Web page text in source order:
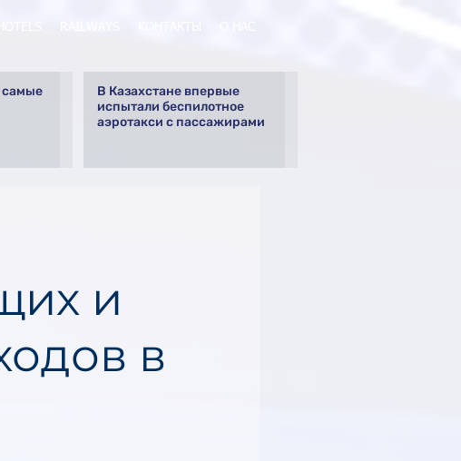
самые
В Казахстане впервые
испытали беспилотное
аэротакси с пассажирами
и
в